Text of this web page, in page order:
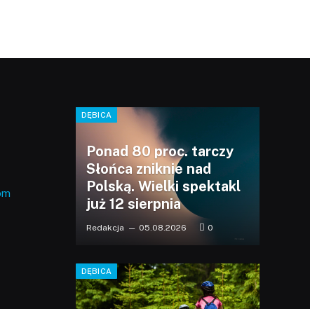
DĘBICA
Ponad 80 proc. tarczy
Słońca zniknie nad
Polską. Wielki spektakl
już 12 sierpnia
Redakcja 05.08.2026 0
DĘBICA